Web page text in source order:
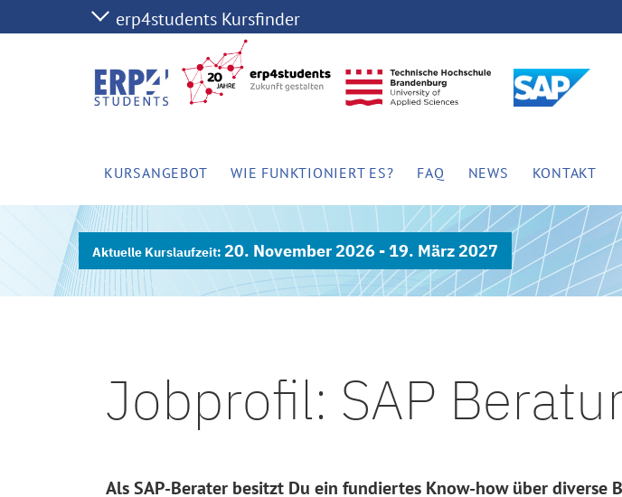
KURSANGEBOT WIE FUNKTIONIERT ES? FAQ NEWS KONTAKT
20. November 2026 - 19. März 2027
Jobprofil: SAP
Als SAP-Berater besitzt Du ein fundiertes Know-how über diverse